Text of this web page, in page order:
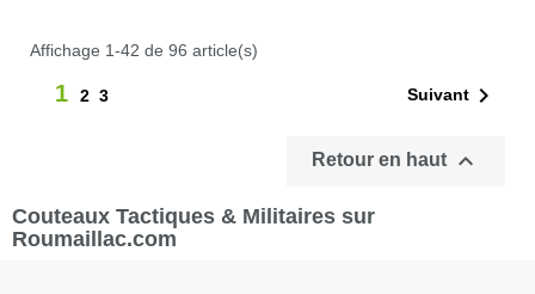
Affichage 1-42 de 96 article(s)
1 2 3 Suivant 
Retour en haut 
Couteaux Tactiques & Militaires sur
Roumaillac.com